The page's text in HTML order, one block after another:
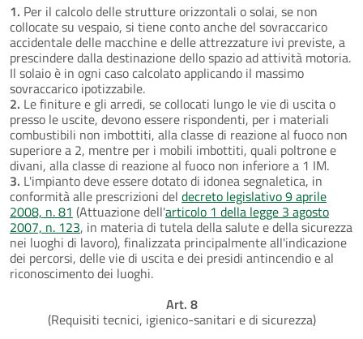
1. Per il calcolo delle strutture orizzontali o solai, se non
collocate su vespaio, si tiene conto anche del sovraccarico
accidentale delle macchine e delle attrezzature ivi previste, a
prescindere dalla destinazione dello spazio ad attività motoria.
Il solaio è in ogni caso calcolato applicando il massimo
sovraccarico ipotizzabile.
2. Le finiture e gli arredi, se collocati lungo le vie di uscita o
presso le uscite, devono essere rispondenti, per i materiali
combustibili non imbottiti, alla classe di reazione al fuoco non
superiore a 2, mentre per i mobili imbottiti, quali poltrone e
divani, alla classe di reazione al fuoco non inferiore a 1 IM.
3. L'impianto deve essere dotato di idonea segnaletica, in
conformità alle prescrizioni del decreto legislativo 9 aprile
2008, n. 81 (Attuazione dell'articolo 1 della legge 3 agosto
2007, n. 123, in materia di tutela della salute e della sicurezza
nei luoghi di lavoro), finalizzata principalmente all'indicazione
dei percorsi, delle vie di uscita e dei presidi antincendio e al
riconoscimento dei luoghi.
Art. 8
(Requisiti tecnici, igienico-sanitari e di sicurezza)